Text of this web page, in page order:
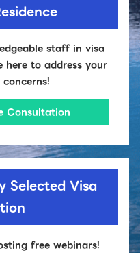
staff in visa
here to address your
concerns!
Consultation
Selected Visa
free webinars!